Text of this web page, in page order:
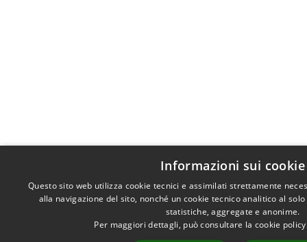
Informazioni sui cookie
Questo sito web utilizza cookie tecnici e assimilati strettamente
alla navigazione del sito, nonché un cookie tecnico analitico al
statistiche, aggregate e anonime.
Per maggiori dettagli, può consultare la cookie